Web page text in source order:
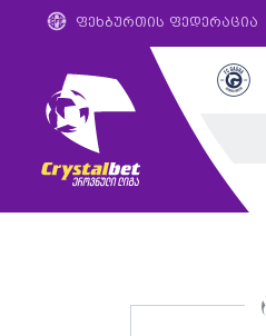
ფეხბურთის ფედერაცია